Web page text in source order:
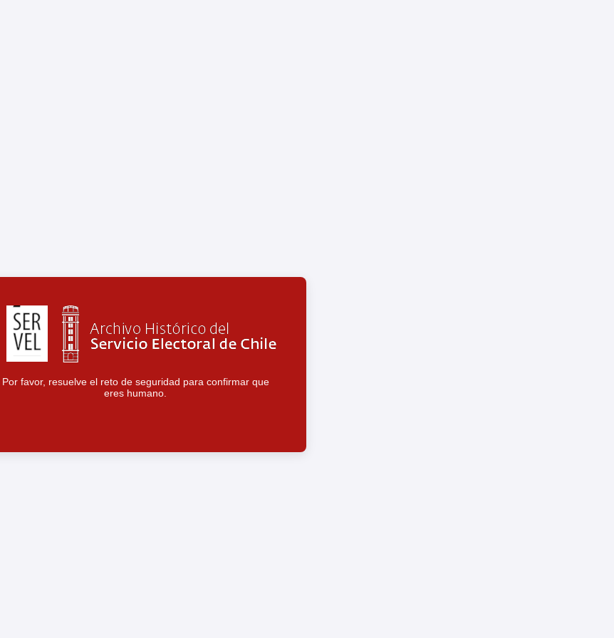
Por favor, resuelve el reto de seguridad para confirmar que
eres humano.